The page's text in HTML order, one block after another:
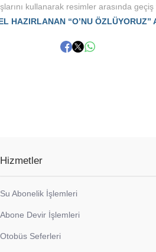
kullanarak resimler arasında geçiş
HAZIRLANAN “O’NU
Hizmetler
Su Abonelik İşlemleri
Abone Devir İşlemleri
Otobüs Seferleri